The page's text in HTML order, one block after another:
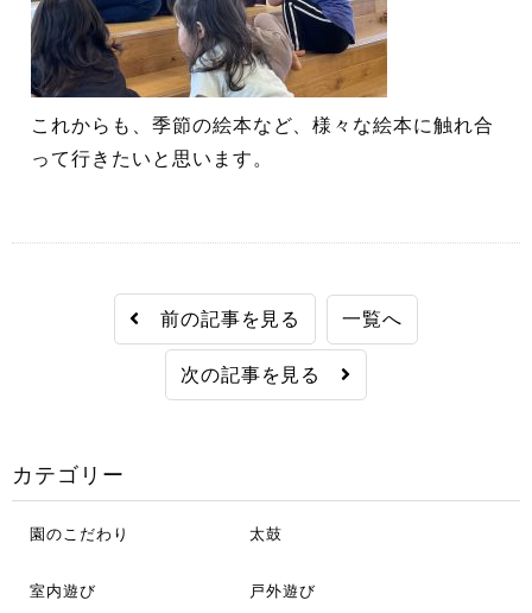
これからも、季節の絵本など、様々な絵本に触れ合
って行きたいと思います。
前の記事を見る 一覧へ
次の記事を見る
カテゴリー
園のこだわり 太鼓
室内遊び 戸外遊び